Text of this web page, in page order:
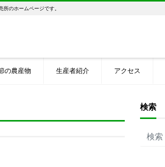
のホームページです。
の農産物 生産者紹介 アクセス
検索